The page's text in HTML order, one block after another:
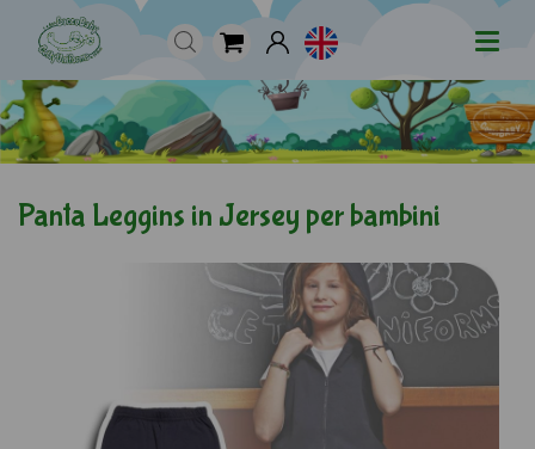
Panta Leggins in Jersey per bambini